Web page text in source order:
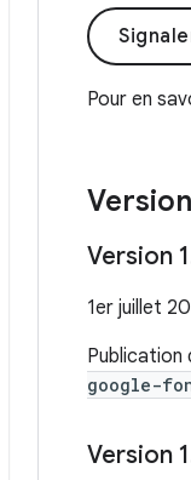
Pour en
Version 1
1er juillet
Publication
google-
Version 1